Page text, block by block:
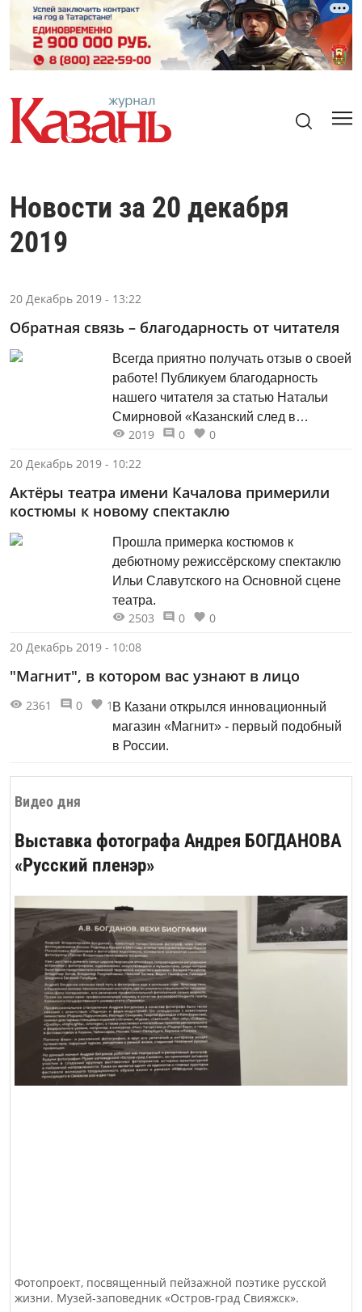
Видео дня
Выставка фотографа Андрея БОГДАНОВА
«Русский пленэр»
Фотопроект, посвященный пейзажной поэтике русской
жизни. Музей-заповедник «Остров-град Свияжск».
Новости за 20 декабря
2019
20 Декабрь 2019 - 13:22
Обратная связь – благодарность от читателя
Всегда приятно получать отзыв о своей
работе! Публикуем благодарность
нашего читателя за статью Натальи
Смирновой «Казанский след в
портретной галерее Маяковского».
2019 0
0
20 Декабрь 2019 - 10:22
Актёры театра имени Качалова примерили
костюмы к новому спектаклю
Прошла примерка костюмов к
дебютному режиссёрскому спектаклю
Ильи Славутского на Основной сцене
театра.
2503 0
0
20 Декабрь 2019 - 10:08
"Магнит", в котором вас узнают в лицо
В Казани открылся инновационный
магазин «Магнит» - первый подобный
в России.
2361 0 1